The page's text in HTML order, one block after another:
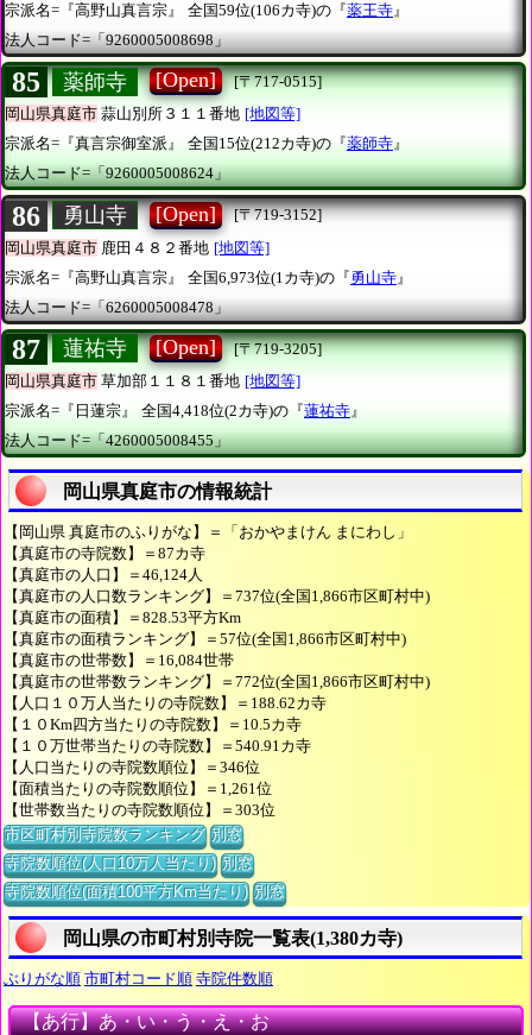
宗派名=『高野山真言宗』 全国59位(106カ寺)の『薬王寺 』
法人コード=「9260005008698」
85 薬師寺 [Open]
[〒717-0515]
岡山県真庭市 蒜山別所３１１番地 [地図等]
宗派名=『真言宗御室派』
全国15位(212カ寺)の『薬師寺』
法人コード=「9260005008624」
86 勇山寺 [Open]
[〒719-3152]
岡山県真庭市 鹿田４８２番地 [地図等]
宗派名=『高野山真言宗』
全国6,973位(1カ寺)の『勇山寺 』
法人コード=「6260005008478」
87 蓮祐寺 [Open]
[〒719-3205]
岡山県真庭市 草加部１１８１番地 [地図等]
宗派名=『日蓮宗』
全国4,418位(2カ寺)の『蓮祐寺 』
法人コード=「4260005008455」
岡山県真庭市の情報統計
【岡山県 真庭市のふりがな】＝「おかやまけん まにわし」
【真庭市の寺院数】＝87カ寺
【真庭市の人口】＝46,124人
【真庭市の人口数ランキング】＝737位(全国1,866市区町村中)
【真庭市の面積】＝828.53平方Km
【真庭市の面積ランキング】＝57位(全国1,866市区町村中)
【真庭市の世帯数】＝16,084世帯
【真庭市の世帯数ランキング】＝772位(全国1,866市区町村中)
【人口１０万人当たりの寺院数】＝188.62カ寺
【１０Km四方当たりの寺院数】＝10.5カ寺
【１０万世帯当たりの寺院数】＝540.91カ寺
【人口当たりの寺院数順位】＝346位
【面積当たりの寺院数順位】＝1,261位
【世帯数当たりの寺院数順位】＝303位
市区町村別寺院数ランキング 別窓
寺院数順位(人口10万人当たり) 別窓
寺院数順位(面積100平方Km当たり) 別窓
岡山県の市町村別寺院一覧表(1,380カ寺)
ぶりがな順 市町村コード順 寺院件数順
【あ行】あ・い・う・え・お